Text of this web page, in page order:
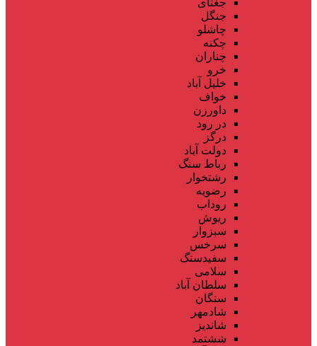
جنگل
چاشلو
چکنه
چناران
خرو
خلیل آباد
خواف
داورزن
در رود
درگز
دولت آباد
رباط سنگ
رشتخوار
رضویه
روداب
ریوش
سبزوار
سرخس
سفیدسنگ
سلامی
سلطان آباد
سنگان
شادمهر
شاندیز
ششتمد